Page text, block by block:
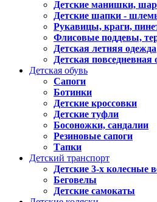
Детские манишки,
Детские шапки -
Рукавицы, краги,
Флисовые поддевы,
Детская летняя одежда
Детская повседневная
Детская обувь
Сапоги
Ботинки
Детские кроссовки
Детские туфли
Босоножки, сандалии
Резиновые сапоги
Тапки
Детский транспорт
Детские 3-х колесные
Беговелы
Детские самокаты